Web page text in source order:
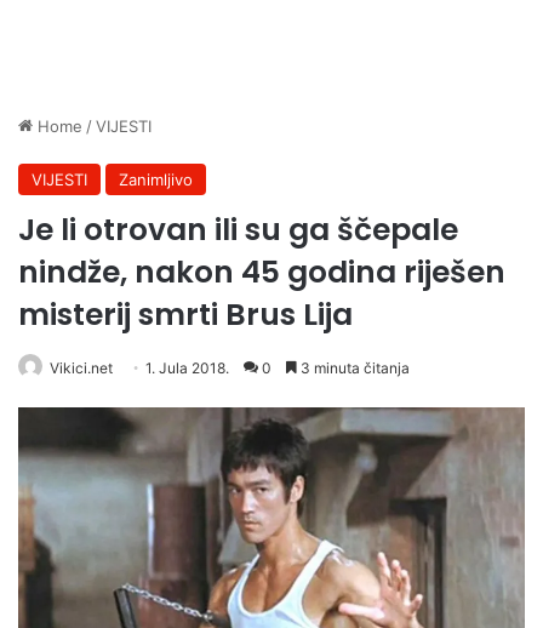
Home /VIJESTI
VIJESTI Zanimljivo
Je li otrovan ili su ga ščepale
nindže, nakon 45 godina riješen
misterij smrti Brus Lija
Vikici.net 1. Jula 2018. 0 3 minuta čitanja